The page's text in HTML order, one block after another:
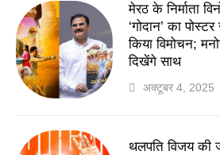
मेरठ के निर्माता
‘गोदान’ का
किया विमोचन;
दिखेंगे साथ
अक्टूबर 4, 2025
थलपति विजय